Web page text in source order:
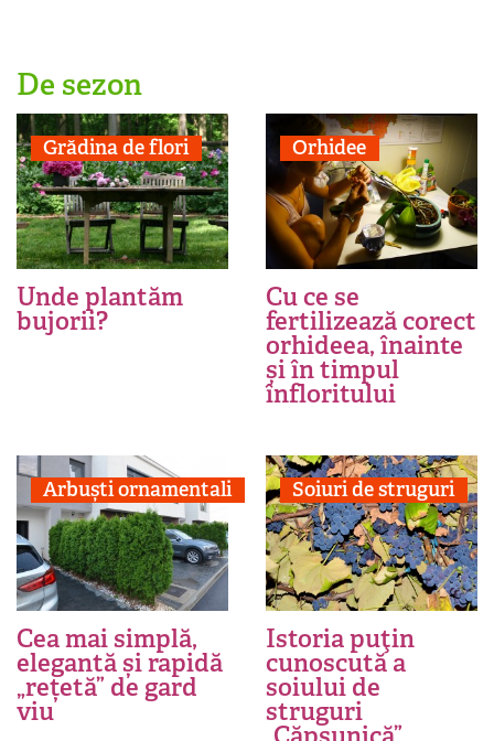
De sezon
Grădina de flori
Unde plantăm
bujorii?
Orhidee
Cu ce se
fertilizează corect
orhideea, înainte
și în timpul
înfloritului
Arbuști ornamentali
Cea mai simplă,
elegantă și rapidă
„rețetă” de gard
viu
Soiuri de struguri
Istoria puţin
cunoscută a
soiului de
struguri